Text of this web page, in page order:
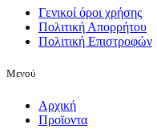
Γενικοί όροι χρήσης
Πολιτική Απορρήτου
Πολιτική Επιστροφών
Μενού
Αρχική
Προϊοντα